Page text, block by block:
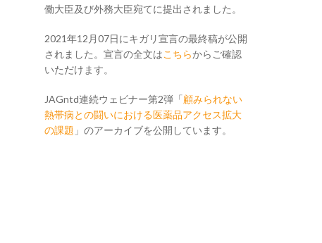
働大臣及び外務大臣宛てに提出されました。
2021年12月07日にキガリ宣言の最終稿が公開
されました。宣言の全文はこちらからご確認
いただけます。
JAGntd連続ウェビナー第2弾「顧みられない
熱帯病との闘いにおける医薬品アクセス拡大
の課題 」のアーカイブを公開しています。